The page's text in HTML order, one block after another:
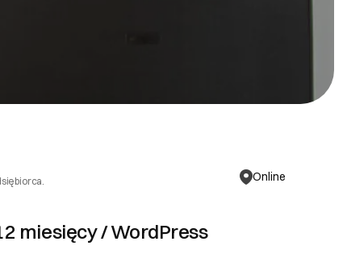
Online
miesięcy / WordPress